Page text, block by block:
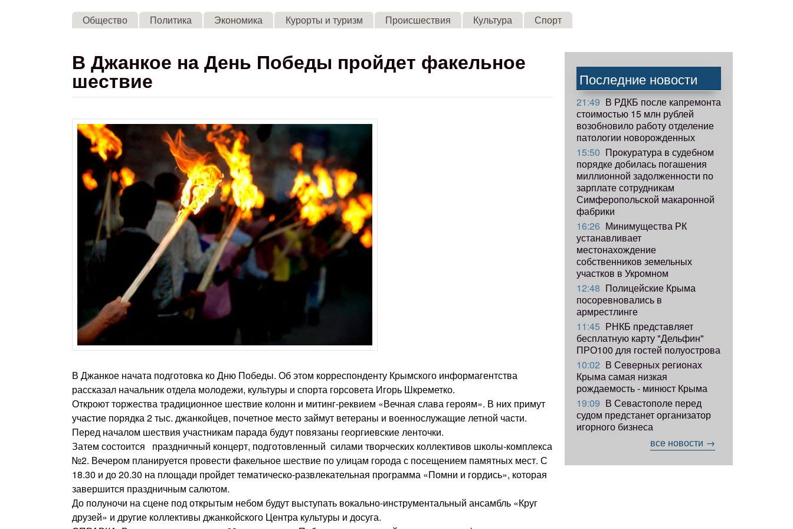
Skip to main content
Общество Политика Экономика Курорты и туризм Происшествия Культура Спорт
В Джанкое на День Победы пройдет факельное
шествие
В Джанкое начата подготовка ко Дню Победы. Об этом корреспонденту Крымского информагентства
рассказал начальник отдела молодежи, культуры и спорта горсовета Игорь Шкреметко.
Откроют торжества традиционное шествие колонн и митинг-реквием «Вечная слава героям». В них примут
участие порядка 2 тыс. джанкойцев, почетное место займут ветераны и военнослужащие летной части.
Перед началом шествия участникам парада будут повязаны георгиевские ленточки.
Затем состоится праздничный концерт, подготовленный силами творческих коллективов школы-комплекса
№2. Вечером планируется провести факельное шествие по улицам города с посещением памятных мест. С
18.30 и до 20.30 на площади пройдет тематическо-развлекательная программа «Помни и гордись», которая
завершится праздничным салютом.
До полуночи на сцене под открытым небом будут выступать вокально-инструментальный ансамбль «Круг
друзей» и другие коллективы джанкойского Центра культуры и досуга.
Последние новости
21:49 В РДКБ после капремонта
стоимостью 15 млн рублей
возобновило работу отделение
патологии новорожденных
15:50 Прокуратура в судебном
порядке добилась погашения
миллионной задолженности по
зарплате сотрудникам
Симферопольской макаронной
фабрики
16:26 Минимущества РК
устанавливает
местонахождение
собственников земельных
участков в Укромном
12:48 Полицейские Крыма
посоревновались в
армрестлинге
11:45 РНКБ представляет
бесплатную карту "Дельфин"
ПРО100 для гостей полуострова
10:02 В Северных регионах
Крыма самая низкая
рождаемость - минюст Крыма
19:09 В Севастополе перед
судом предстанет организатор
игорного бизнеса
все новости →